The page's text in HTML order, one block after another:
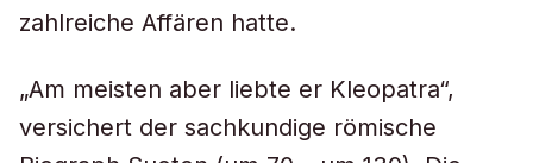
zahlreiche Affären hatte.
„Am meisten aber liebte er Kleopatra“,
versichert der sachkundige römische